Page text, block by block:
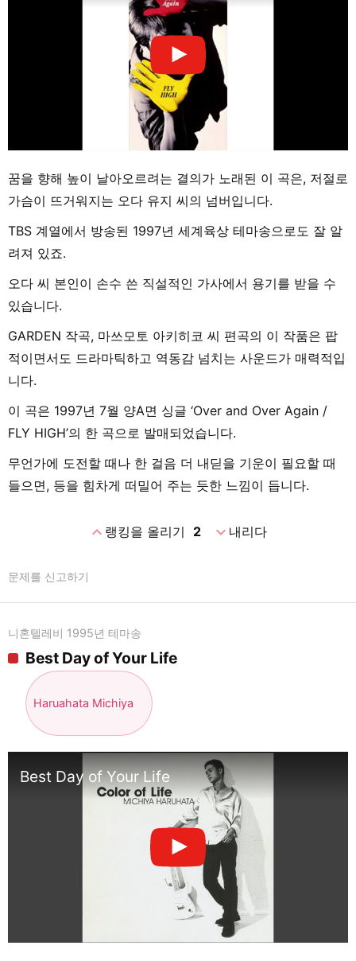
꿈을 향해 높이 날아오르려는 결의가 노래된 이 곡은, 저절로
가슴이 뜨거워지는 오다 유지 씨의 넘버입니다.
TBS 계열에서 방송된 1997년 세계육상 테마송으로도 잘 알
려져 있죠.
오다 씨 본인이 손수 쓴 직설적인 가사에서 용기를 받을 수
있습니다.
GARDEN 작곡, 마쓰모토 아키히코 씨 편곡의 이 작품은 팝
적이면서도 드라마틱하고 역동감 넘치는 사운드가 매력적입
니다.
이 곡은 1997년 7월 양A면 싱글 ‘Over and Over Again /
FLY HIGH’의 한 곡으로 발매되었습니다.
무언가에 도전할 때나 한 걸음 더 내딛을 기운이 필요할 때
들으면, 등을 힘차게 떠밀어 주는 듯한 느낌이 듭니다.
expand_less랭킹을 올리기 2 expand_more내리다
문제를 신고하기
니혼텔레비 1995년 테마송
Best Day of Your Life
Haruahata Michiya
Best Day of Your Life